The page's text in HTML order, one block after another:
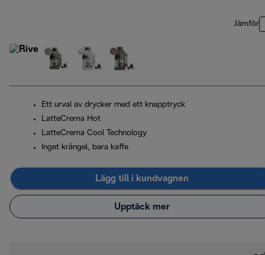
Jämför
Ett urval av drycker med ett knapptryck
LatteCrema Hot
LatteCrema Cool Technology
Inget krångel, bara kaffe
Lägg till i kundvagnen
Upptäck mer